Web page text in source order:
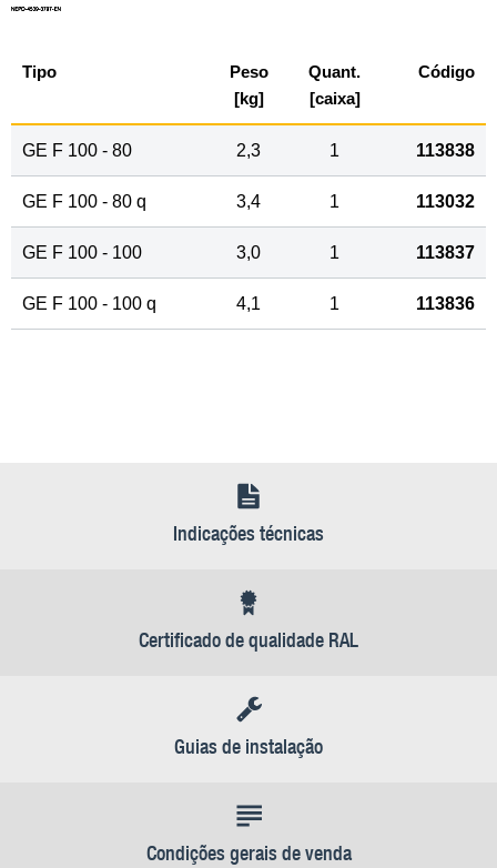
Tipo
Peso
[kg]
Quant.
[caixa]
Código
GE F 100 - 80 2,3 1 113838
GE F 100 - 80 q 3,4 1 113032
GE F 100 - 100 3,0 1 113837
GE F 100 - 100 q 4,1 1 113836
Indicações técnicas
Certificado de qualidade RAL
Guias de instalação
Condições gerais de venda